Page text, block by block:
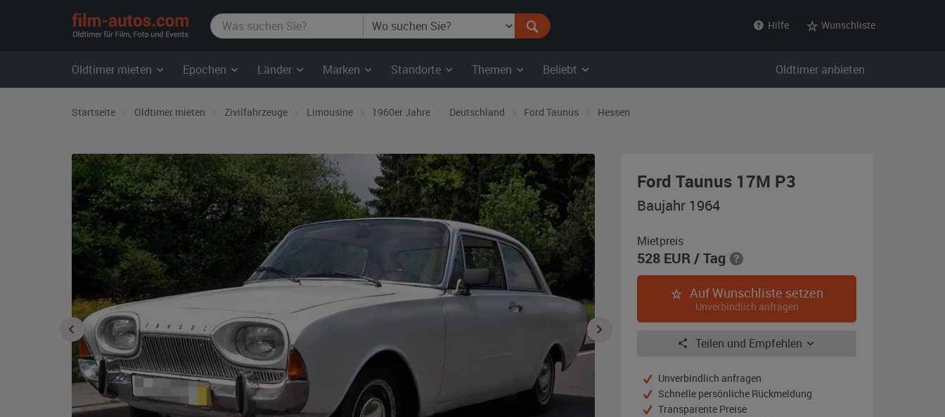
film-
autos.com
Hilfe Wunschliste
Oldtimer mieten Epochen Länder Marken Standorte Themen Beliebt Oldtimer anbieten
Startseite Oldtimer mieten Zivilfahrzeuge Limousine 1960er Jahre Deutschland Ford Taunus Hessen
Ford Taunus 17M P3
Baujahr 1964
Mietpreis
528 EUR/ Tag
Auf Wunschliste setzen
Unverbindlich anfragen
Teilen und Empfehlen
Unverbindlich anfragen
Schnelle persönliche Rückmeldung
Transparente Preise